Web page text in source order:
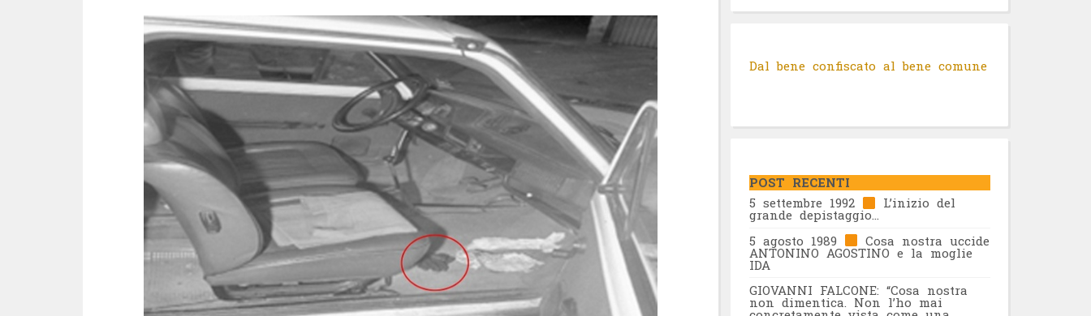
Dal bene confiscato al bene comune
POST RECENTI
5 settembre 1992
L’inizio del
grande depistaggio…
5 agosto 1989
Cosa nostra uccide
ANTONINO AGOSTINO e la moglie
IDA
GIOVANNI FALCONE: “Cosa nostra
non dimentica. Non l’ho mai